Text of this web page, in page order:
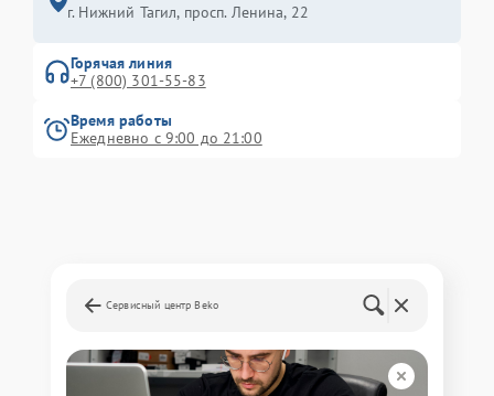
г. Нижний Тагил, просп. Ленина, 22
Горячая линия
+7 (800) 301-55-83
Время работы
Ежедневно с 9:00 до 21:00
Сервисный центр Beko